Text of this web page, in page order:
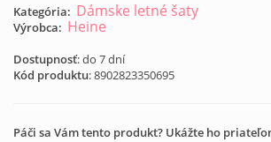
Kategória: Dámske letné šaty
Výrobca: Heine
Dostupnosť: do 7 dní
Kód produktu:8902823350695
Páči sa Vám tento produkt? Ukážte ho